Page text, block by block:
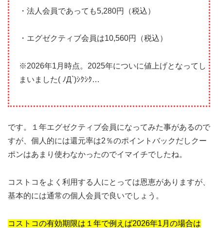
・法人会員であっても5,280円（税込）
・エグゼクティブ会員は10,560円（税込）
※2026年1月時点。2025年についに値上げとなってし
まいました( ﾉД`)ｼｸｼｸ…
です。１年エグゼクティブ会員になってみた事があるので
すが、個人的には還元率は2％のポイントバックだしクー
ポンはあまり使わなかったのでイマイチでしたね。
コストコをよく利用する人にとっては恩恵がありますが、
基本的には通常の個人会員で良いでしょう。
コストコの有効期限は１年で例えば2026年1月の場合は